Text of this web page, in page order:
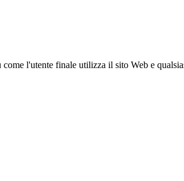
l'utente finale utilizza il sito Web e